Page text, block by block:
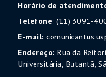
Horário de
Telefone: (11) 3091-
E-mail:
Endereço: Rua da
Universitária, Butantã,